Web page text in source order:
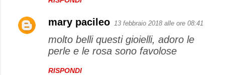
mary pacileo 13 febbraio 2018 alle ore 08:41
molto belli questi gioielli, adoro le
perle e le rosa sono favolose
RISPONDI